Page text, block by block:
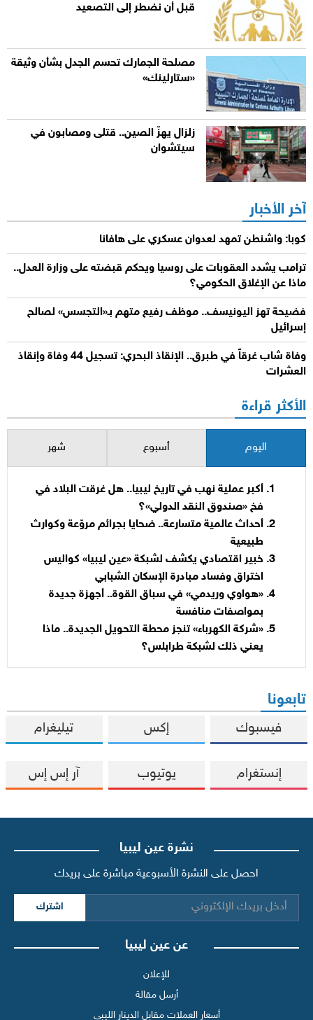
قبل أن نضطر إلى التصعيد
مصلحة الجمارك تحسم الجدل بشأن وثيقة
«ستارلينك»
زلزال يهزّ الصين.. قتلى ومصابون في
سيتشوان
آخر الأخبار
كوبا: واشنطن تمهد لعدوان عسكري على هافانا
ترامب يشدد العقوبات على روسيا ويحكم قبضته على وزارة العدل..
ماذا عن الإغلاق الحكومي؟
فضيحة تهز اليونيسف.. موظف رفيع متهم بـ«التجسس» لصالح
إسرائيل
وفاة شاب غرقاً في طبرق.. الإنقاذ البحري: تسجيل 44 وفاة وإنقاذ
العشرات
الأكثر قراءة
اليوم أسبوع شهر
أكبر عملية نهب في تاريخ ليبيا.. هل غرقت البلاد في
فخ «صندوق النقد الدولي»؟
أحداث عالمية متسارعة.. ضحايا بجرائم مروّعة وكوارث
طبيعية
خبير اقتصادي يكشف لشبكة «عين ليبيا» كواليس
اختراق وفساد مبادرة الإسكان الشبابي
«هواوي وريدمي» في سباق القوة.. أجهزة جديدة
بمواصفات منافسة
«شركة الكهرباء» تنجز محطة التحويل الجديدة.. ماذا
يعني ذلك لشبكة طرابلس؟
تابعونا
فيسبوك إكس تيليغرام
إنستغرام يوتيوب آر إس إس
نشرة عين ليبيا
احصل على النشرة الأسبوعية مباشرة على بريدك
اشترك
عن عين ليبيا
للإعلان
أرسل مقالة
أسعار العملات مقابل الدينار الليبي